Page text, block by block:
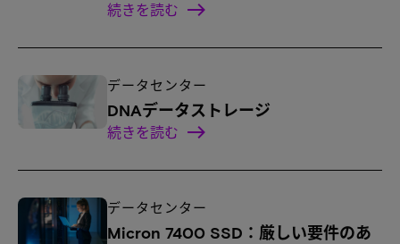
続きを読む
データセンター
DNAデータストレージ
続きを読む
データセンター
Micron 7400 SSD：厳しい要件のあ